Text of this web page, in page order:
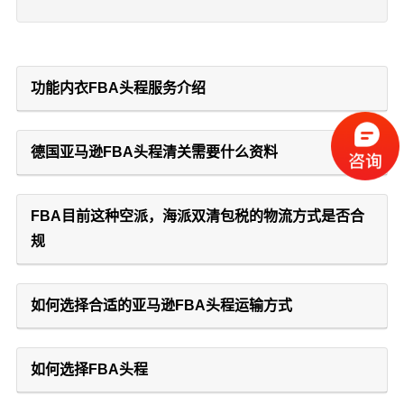
功能内衣FBA头程服务介绍
德国亚马逊FBA头程清关需要什么资料
FBA目前这种空派，海派双清包税的物流方式是否合
规
如何选择合适的亚马逊FBA头程运输方式
如何选择FBA头程